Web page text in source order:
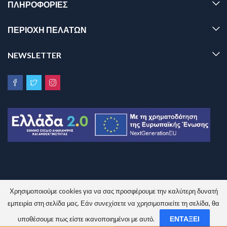
ΠΛΗΡΟΦΟΡΊΕΣ
ΠΕΡΙΟΧΗ ΠΕΛΑΤΩΝ
NEWSLETTER
Sinem.gr © 2026 All Rights Reserved.
Χρησιμοποιούμε cookies για να σας προσφέρουμε την καλύτερη δυνατή
εμπειρία στη σελίδα μας. Εάν συνεχίσετε να χρησιμοποιείτε τη σελίδα, θα
υποθέσουμε πως είστε ικανοποιημένοι με αυτό.
ΕΝΤΆΞΕΙ